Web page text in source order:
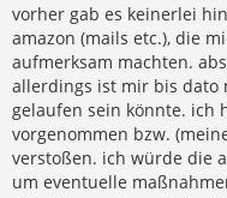
vorher gab es keinerlei
amazon (mails etc.), die
aufmerksam machten.
allerdings ist mir bis dato
gelaufen sein könnte. ich
vorgenommen bzw.
verstoßen. ich würde die
um eventuelle